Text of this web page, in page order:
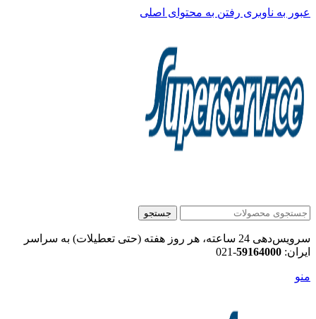
عبور به ناوبری رفتن به محتوای اصلی
جستجو
سرویس‌دهی 24 ساعته، هر روز هفته (حتی تعطیلات) به سراسر
ایران: 59164000
-021
منو